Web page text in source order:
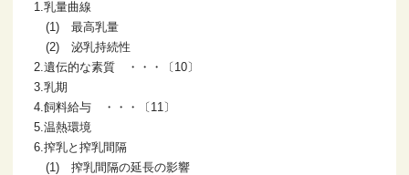
1.乳量曲線
(1) 最高乳量
(2) 泌乳持続性
2.遺伝的な素質 ・・・〔10〕
3.乳期
4.飼料給与 ・・・〔11〕
5.温熱環境
6.搾乳と搾乳間隔
(1) 搾乳間隔の延長の影響